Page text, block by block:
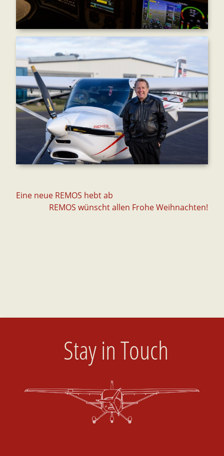
Beitrags-
Navigation
Eine neue REMOS hebt ab
REMOS wünscht allen Frohe Weihnachten!
Stay in Touch